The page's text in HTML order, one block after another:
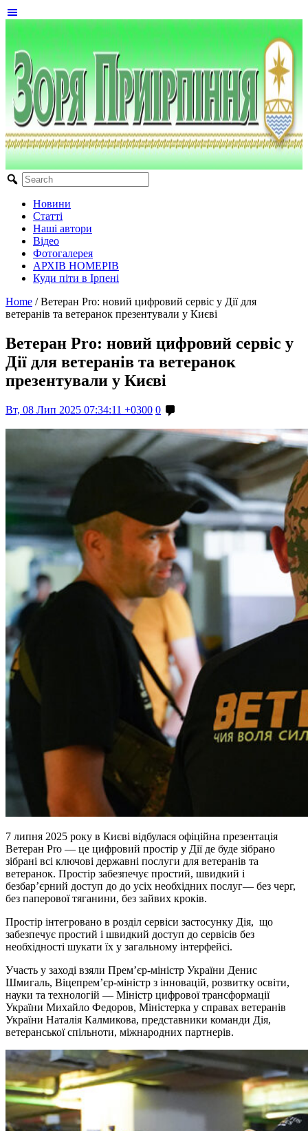
Новини
Статті
Наші автори
Відео
Фотогалерея
АРХІВ НОМЕРІВ
Куди піти в Ірпені
Home / Ветеран Pro: новий цифровий сервіс у Дії для
ветеранів та ветеранок презентували у Києві
Ветеран Pro: новий цифровий сервіс у
Дії для ветеранів та ветеранок
презентували у Києві
Вт, 08 Лип 2025 07:34:11 +0300 0
7 липня 2025 року в Києві відбулася офіційна презентація
Ветеран Pro — це цифровий простір у Дії де буде зібрано
зібрані всі ключові державні послуги для ветеранів та
ветеранок. Простір забезпечує простий, швидкий і
безбар’єрний доступ до до усіх необхідних послуг— без черг,
без паперової тяганини, без зайвих кроків.
Простір інтегровано в розділ сервіси застосунку Дія, що
забезпечує простий і швидкий доступ до сервісів без
необхідності шукати їх у загальному інтерфейсі.
Участь у заході взяли Прем’єр-міністр України Денис
Шмигаль, Віцепрем’єр-міністр з інновацій, розвитку освіти,
науки та технологій — Міністр цифрової трансформації
України Михайло Федоров, Міністерка у справах ветеранів
України Наталія Калмикова, представники команди Дія,
ветеранської спільноти, міжнародних партнерів.